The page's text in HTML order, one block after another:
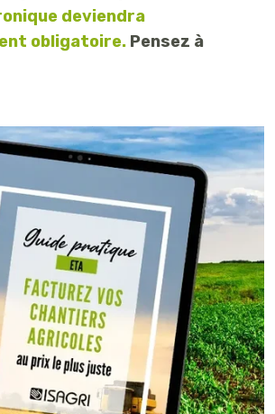
deviendra
obligatoire. Pensez à